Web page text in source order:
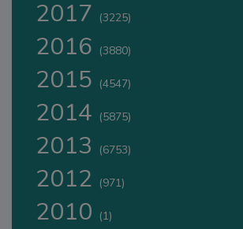
2017 (3225)
2016 (3880)
2015 (4547)
2014 (5875)
2013 (6753)
2012 (971)
2010 (1)